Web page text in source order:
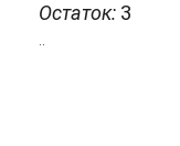
Остаток: 3